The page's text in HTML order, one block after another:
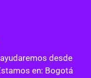
desde
en: Bogotá